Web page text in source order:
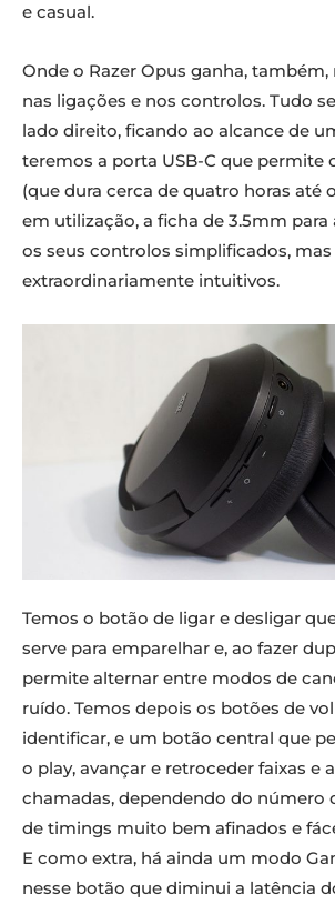
e casual.
Onde o Razer Opus ganha,
nas ligações e nos controlos. Tudo
lado direito, ficando ao alcance de
teremos a porta USB-C que permite
(que dura cerca de quatro horas até
em utilização, a ficha de 3.5mm para
os seus controlos simplificados, mas
extraordinariamente intuitivos.
Temos o botão de ligar e desligar
serve para emparelhar e, ao fazer
permite alternar entre modos de
ruído. Temos depois os botões de
identificar, e um botão central que
o play, avançar e retroceder faixas e
chamadas, dependendo do número
de timings muito bem afinados e
E como extra, há ainda um modo
nesse botão que diminui a latência